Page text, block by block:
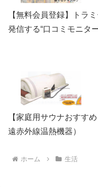
【無料会員登録】トラ
発信する“口コミモニタ
【家庭用サウナおすす
遠赤外線温熱機器）
ホーム 生活